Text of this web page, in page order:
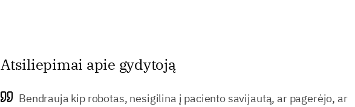
Atsiliepimai apie gydytoją
Bendrauja kip robotas, nesigilina į paciento savijautą, ar pagerėjo, ar